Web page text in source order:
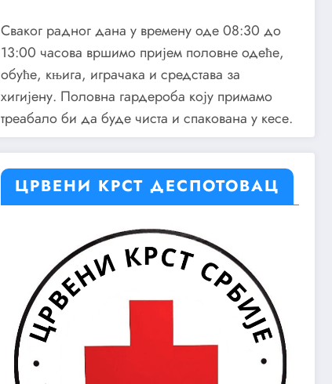
Сваког радног дана у времену оде 08:30 до
13:00 часова вршимо пријем половне одеће,
обуће, књига, играчака и средстава за
хигијену. Половна гардероба коју примамо
треабало би да буде чиста и спакована у кесе.
ЦРВЕНИ КРСТ ДЕСПОТОВАЦ